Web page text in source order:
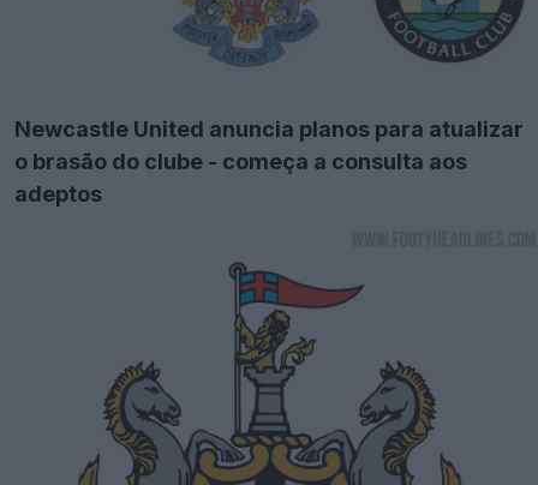
Newcastle United anuncia planos para atualizar
o brasão do clube - começa a consulta aos
adeptos